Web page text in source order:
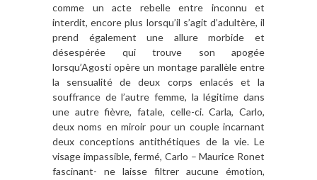
comme un acte rebelle entre inconnu et
interdit, encore plus lorsqu’il s’agit d’adultère, il
prend également une allure morbide et
désespérée qui trouve son apogée
lorsqu’Agosti opère un montage parallèle entre
la sensualité de deux corps enlacés et la
souffrance de l’autre femme, la légitime dans
une autre fièvre, fatale, celle-ci. Carla, Carlo,
deux noms en miroir pour un couple incarnant
deux conceptions antithétiques de la vie. Le
visage impassible, fermé, Carlo – Maurice Ronet
fascinant- ne laisse filtrer aucune émotion,